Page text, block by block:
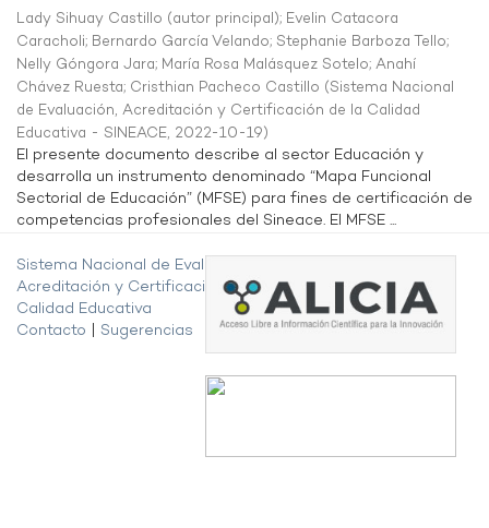
Lady Sihuay Castillo (autor principal); Evelin Catacora
Caracholi; Bernardo García Velando; Stephanie Barboza Tello;
Nelly Góngora Jara; María Rosa Malásquez Sotelo; Anahí
Chávez Ruesta; Cristhian Pacheco Castillo (Sistema Nacional
de Evaluación, Acreditación y Certificación de la Calidad
Educativa - SINEACE, 2022-10-19)
El presente documento describe al sector Educación y
desarrolla un instrumento denominado “Mapa Funcional
Sectorial de Educación” (MFSE) para fines de certificación de
competencias profesionales del Sineace. El MFSE ...
Sistema Nacional de Evaluación,
Acreditación y Certificación de la
Calidad Educativa
Contacto
Sugerencias